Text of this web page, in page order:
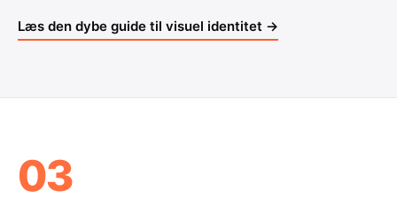
Læs den dybe guide til visuel identitet →
03